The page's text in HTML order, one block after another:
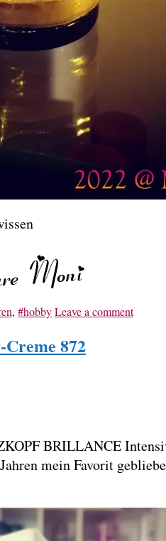
, #hobbyLeave a comment
872
BRILLANCE
mein Favorit